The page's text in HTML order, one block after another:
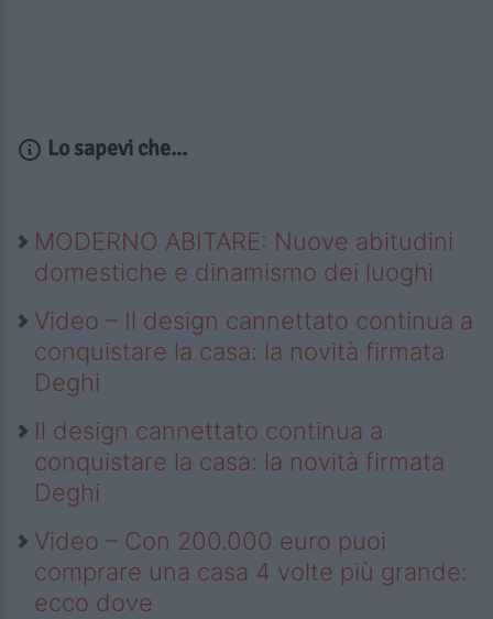
Lo sapevi che...
MODERNO ABITARE: Nuove abitudini
domestiche e dinamismo dei luoghi
Video – Il design cannettato continua a
conquistare la casa: la novità firmata
Deghi
Il design cannettato continua a
conquistare la casa: la novità firmata
Deghi
Video – Con 200.000 euro puoi
comprare una casa 4 volte più grande:
ecco dove